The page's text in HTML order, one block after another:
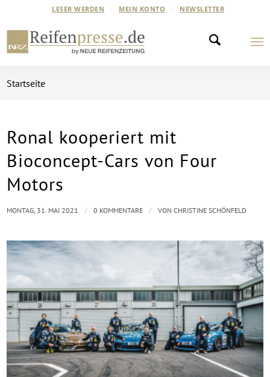
LESER WERDEN MEIN KONTO NEWSLETTER
Startseite
Ronal kooperiert mit
Bioconcept-Cars von Four
Motors
MONTAG, 31. MAI 2021 / 0 KOMMENTARE / VONCHRISTINE SCHÖNFELD